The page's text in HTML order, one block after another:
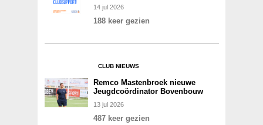
14 jul 2026
188 keer gezien
CLUB NIEUWS
Remco Mastenbroek nieuwe
Jeugdcoördinator Bovenbouw
13 jul 2026
487 keer gezien